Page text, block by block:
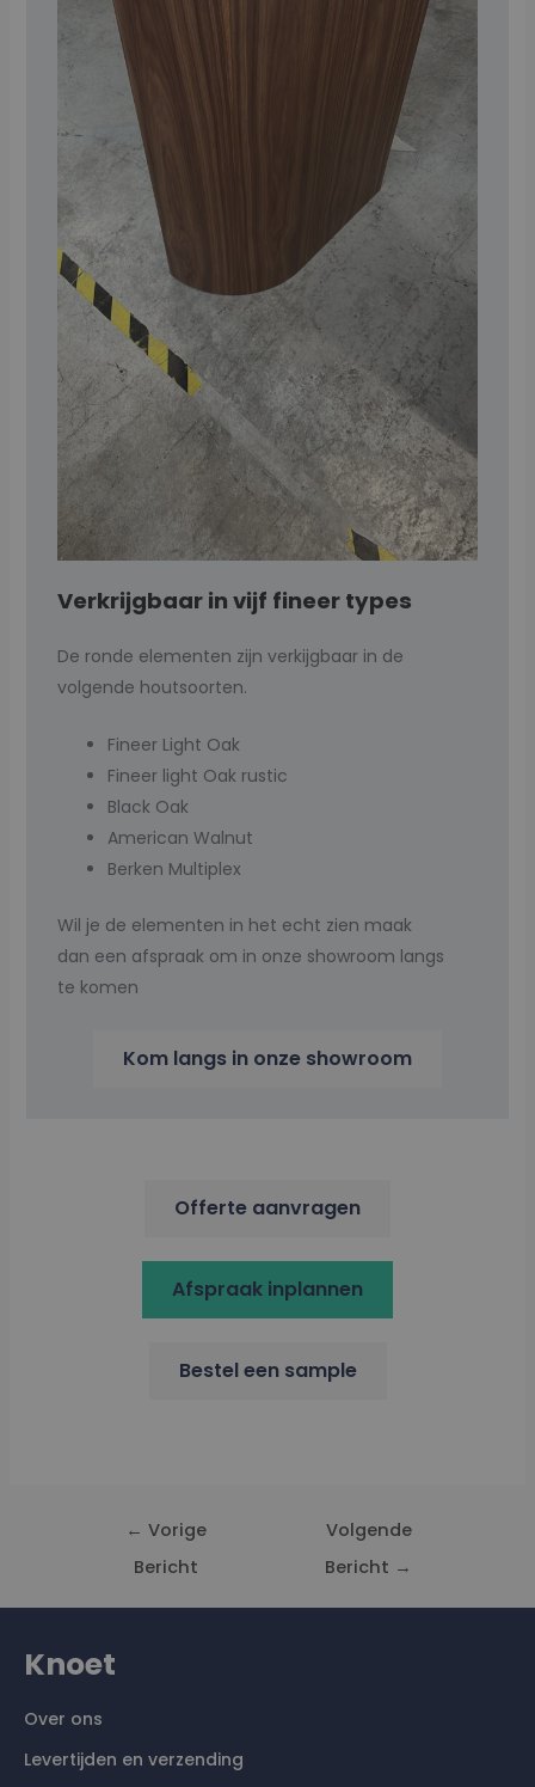
Verkrijgbaar in vijf fineer types
De ronde elementen zijn verkijgbaar in de
volgende houtsoorten.
Fineer Light Oak
Fineer light Oak rustic
Black Oak
American Walnut
Berken Multiplex
Wil je de elementen in het echt zien maak
dan een afspraak om in onze showroom langs
te komen
Kom langs in onze showroom
Offerte aanvragen
Afspraak inplannen
Bestel een sample
← Vorige
Bericht
Volgende
Bericht →
Knoet
Over ons
Levertijden en verzending